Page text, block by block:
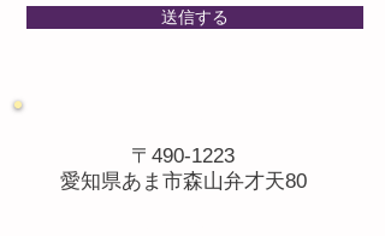
送信する
〒490-1223
​愛知県あま市森山弁才天80